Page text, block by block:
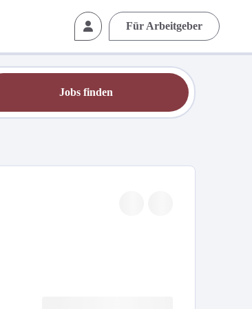
Für Arbeitgeber
Jobs finden